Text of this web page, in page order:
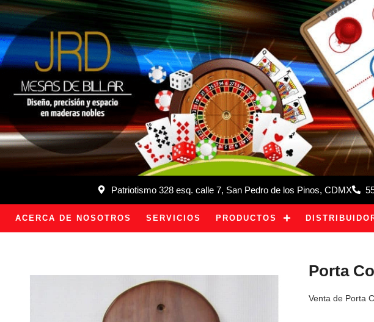
Patriotismo 328 esq. calle 7, San Pedro de los Pinos, CDMX
ACERCA DE NOSOTROS SERVICIOS PRODUCTOS
Porta
Venta de Porta